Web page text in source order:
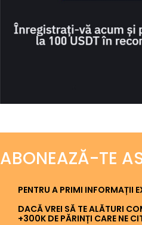
ABONEAZĂ-TE
PENTRU A PRIMI INFORMAȚII
DACĂ VREI SĂ TE ALĂTURI
+300K DE PĂRINȚI CARE NE